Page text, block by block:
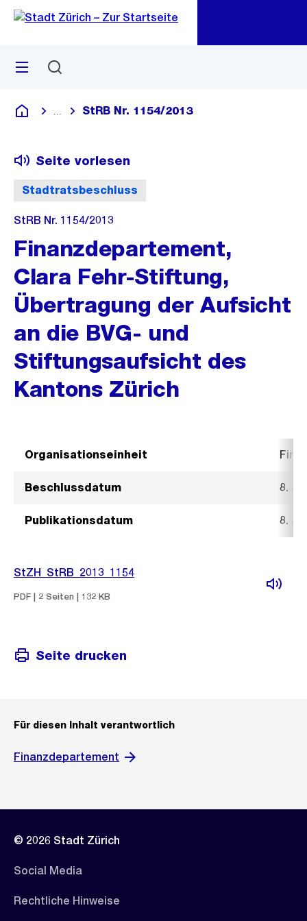
Navigation
Sprunglink
Menü
Deutsch
Blende alle Breadcrumbs ein
StRB Nr. 1154/2013
Stadtratsbeschluss
Seite vorlesen
StRB Nr. 1154/2013
Finanzdepartement,
Clara Fehr-Stiftung,
Übertragung der Aufsicht
an die BVG- und
Stiftungsaufsicht des
Kantons Zürich
Organisationseinheit
Beschlussdatum 8.
Publikationsdatum 8.
StZH_StRB_2013_1154
PDF | 2 Seiten | 132 KB
Seite drucken
Für diesen Inhalt verantwortlich
Finanzdepartement
© 2026 Stadt Zürich
Social Media
Rechtliche Hinweise